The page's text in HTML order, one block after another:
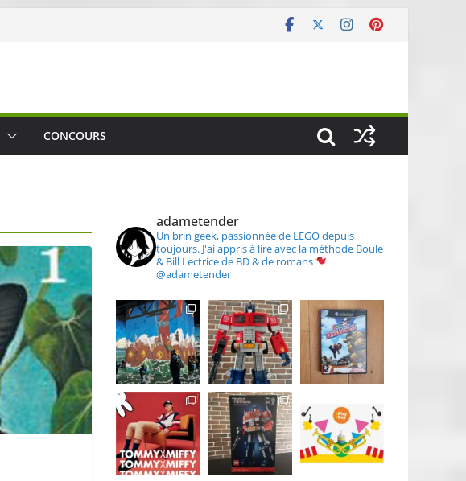
CONCOURS
adametender
Un brin geek, passionnée de LEGO depuis
toujours. J'ai appris à lire avec la méthode Boule
& Bill Lectrice de BD & de romans
@adametender